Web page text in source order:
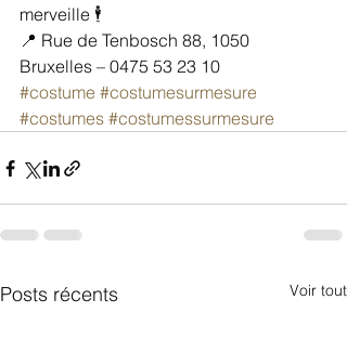
merveille 🕴
📍 Rue de Tenbosch 88, 1050
Bruxelles – 0475 53 23 10
#costume #costumesurmesure
#costumes #costumessurmesure
Posts récents Voir tout